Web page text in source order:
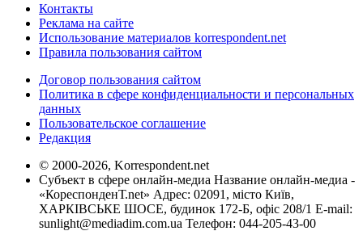
Контакты
Реклама на сайте
Использование материалов korrespondent.net
Правила пользования сайтом
Договор пользования сайтом
Политика в сфере конфиденциальности и персональных
данных
Пользовательское соглашение
Редакция
© 2000-2026, Korrespondent.net
Субъект в сфере онлайн-медиа Название онлайн-медиа -
«КореспонденТ.net» Адрес: 02091, місто Київ,
ХАРКІВСЬКЕ ШОСЕ, будинок 172-Б, офіс 208/1 E-mail:
sunlight@mediadim.com.ua Телефон: 044-205-43-00